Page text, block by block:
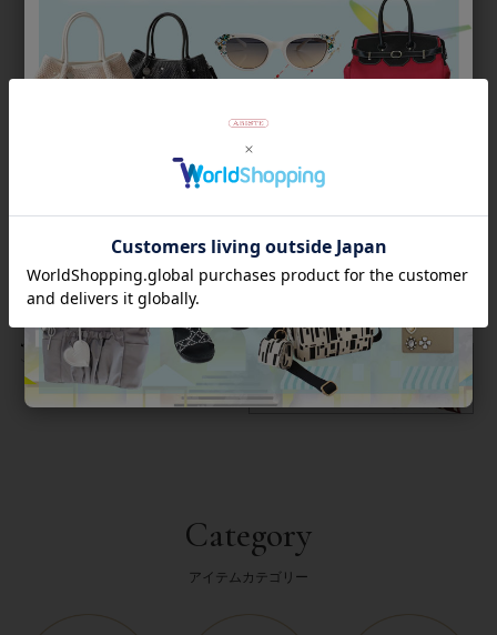
【お手入れ】汚れた場合は、水拭きではなく、乾いたやわらか
い布で優しく拭き取ってください。
【保管方法】長時間放置すると、変色や日焼けをすることがあ
返品について
Category
アイテムカテゴリー